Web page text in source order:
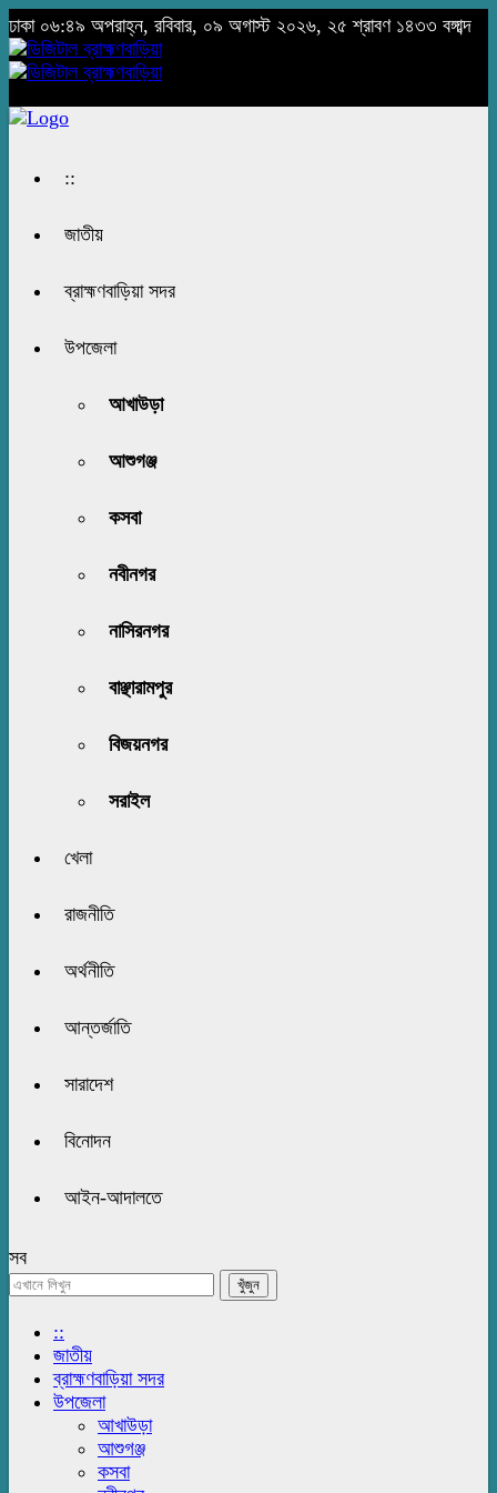
ঢাকা ০৬:৪৯ অপরাহ্ন, রবিবার, ০৯ অগাস্ট ২০২৬, ২৫ শ্রাবণ ১৪৩৩ বঙ্গাব্দ
::
জাতীয়
ব্রাহ্মণবাড়িয়া সদর
উপজেলা
আখাউড়া
আশুগঞ্জ
কসবা
নবীনগর
নাসিরনগর
বাঞ্ছারামপুর
বিজয়নগর
সরাইল
খেলা
রাজনীতি
অর্থনীতি
আন্তর্জাতি
সারাদেশ
বিনোদন
আইন-আদালতে
সব
::
জাতীয়
ব্রাহ্মণবাড়িয়া সদর
উপজেলা
আখাউড়া
আশুগঞ্জ
কসবা